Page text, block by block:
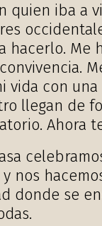
iba a
hacerlo.
con
llegan de
Ahora
nos
donde se